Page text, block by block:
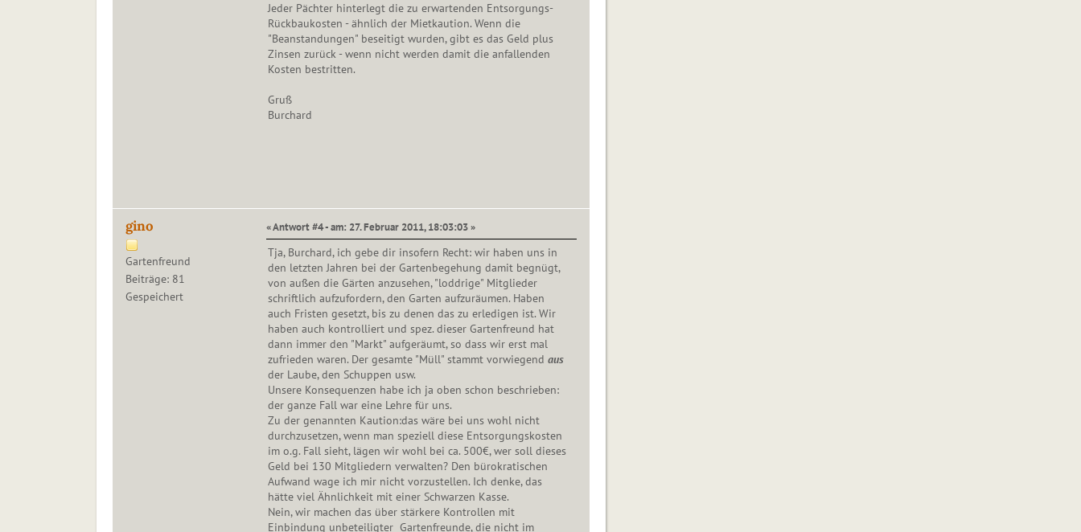
Jeder Pächter hinterlegt die zu erwartenden Entsorgungs-
Rückbaukosten - ähnlich der Mietkaution. Wenn die
"Beanstandungen" beseitigt wurden, gibt es das Geld plus
Zinsen zurück - wenn nicht werden damit die anfallenden
Kosten bestritten.
Gruß
Burchard
gino
Gartenfreund
Beiträge: 81
Gespeichert
« Antwort #4 - am: 27. Februar 2011, 18:03:03 »
Tja, Burchard, ich gebe dir insofern Recht: wir haben uns in
den letzten Jahren bei der Gartenbegehung damit begnügt,
von außen die Gärten anzusehen, "loddrige" Mitglieder
schriftlich aufzufordern, den Garten aufzuräumen. Haben
auch Fristen gesetzt, bis zu denen das zu erledigen ist. Wir
haben auch kontrolliert und spez. dieser Gartenfreund hat
dann immer den "Markt" aufgeräumt, so dass wir erst mal
zufrieden waren. Der gesamte "Müll" stammt vorwiegend aus
der Laube, den Schuppen usw.
Unsere Konsequenzen habe ich ja oben schon beschrieben:
der ganze Fall war eine Lehre für uns.
Zu der genannten Kaution:das wäre bei uns wohl nicht
durchzusetzen, wenn man speziell diese Entsorgungskosten
im o.g. Fall sieht, lägen wir wohl bei ca. 500€, wer soll dieses
Geld bei 130 Mitgliedern verwalten? Den bürokratischen
Aufwand wage ich mir nicht vorzustellen. Ich denke, das
hätte viel Ähnlichkeit mit einer Schwarzen Kasse.
Nein, wir machen das über stärkere Kontrollen mit
Einbindung unbeteiligter Gartenfreunde, die nicht im